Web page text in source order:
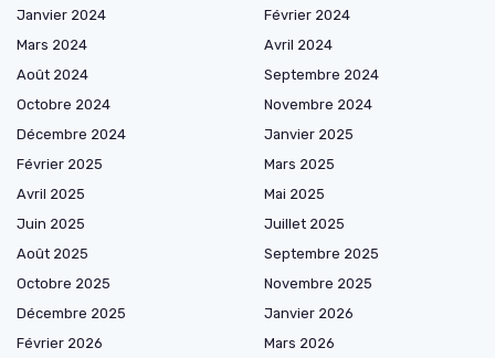
Janvier 2024
Février 2024
Mars 2024
Avril 2024
Août 2024
Septembre 2024
Octobre 2024
Novembre 2024
Décembre 2024
Janvier 2025
Février 2025
Mars 2025
Avril 2025
Mai 2025
Juin 2025
Juillet 2025
Août 2025
Septembre 2025
Octobre 2025
Novembre 2025
Décembre 2025
Janvier 2026
Février 2026
Mars 2026